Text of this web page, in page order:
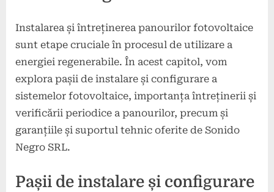
Instalarea și întreținerea panourilor fotovoltaice
sunt etape cruciale în procesul de utilizare a
energiei regenerabile. În acest capitol, vom
explora pașii de instalare și configurare a
sistemelor fotovoltaice, importanța întreținerii și
verificării periodice a panourilor, precum și
garanțiile și suportul tehnic oferite de Sonido
Negro SRL.
Pașii de instalare și configurare